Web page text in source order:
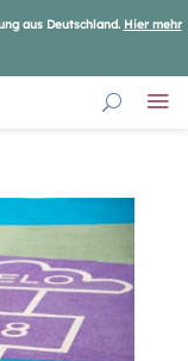
aus Deutschland. Hier mehr